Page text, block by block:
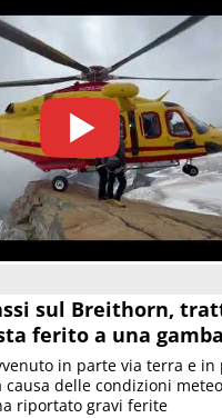
sul Breithorn,
ferito a una gamba
in parte via terra e in
delle condizioni
riportato gravi ferite